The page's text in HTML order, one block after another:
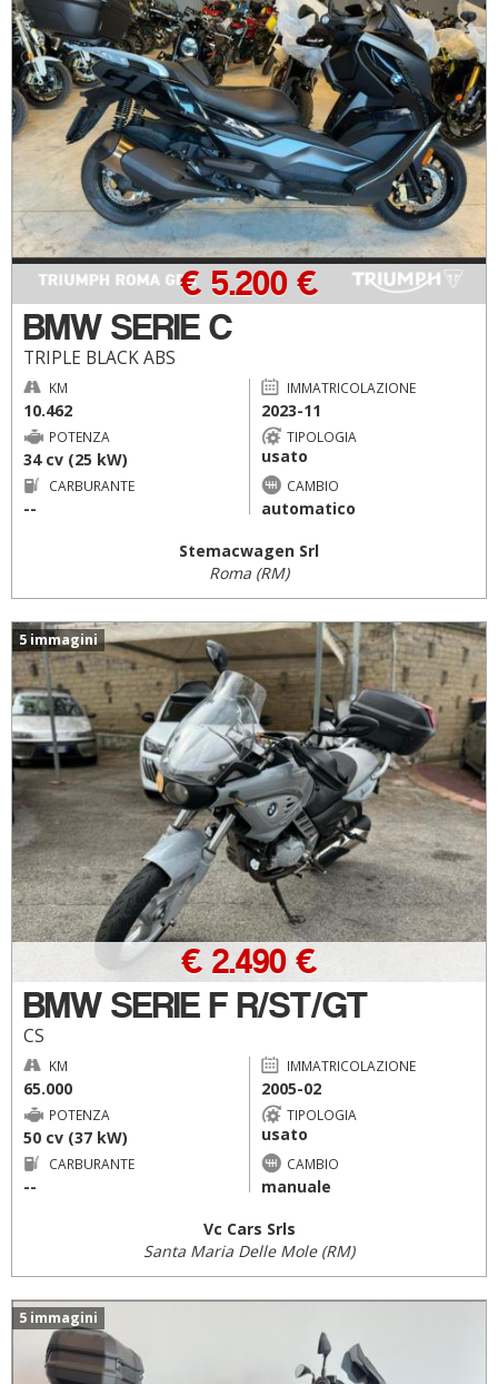
BMW SERIE C
TRIPLE BLACK ABS
€ 5.200 €
KM
10.462
IMMATRICOLAZIONE
2023-11
POTENZA
34 cv (25 kW)
TIPOLOGIA
usato
CARBURANTE
--
CAMBIO
automatico
Stemacwagen Srl
Roma (RM)
5 immagini
BMW SERIE F R/ST/GT
CS
€ 2.490 €
KM
65.000
IMMATRICOLAZIONE
2005-02
POTENZA
50 cv (37 kW)
TIPOLOGIA
usato
CARBURANTE
--
CAMBIO
manuale
Vc Cars Srls
Santa Maria Delle Mole (RM)
5 immagini